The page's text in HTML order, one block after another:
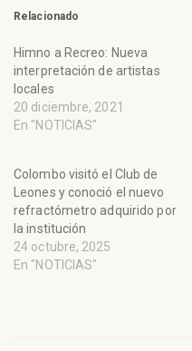
Relacionado
Himno a Recreo: Nueva
interpretación de artistas
locales
20 diciembre, 2021
En "NOTICIAS"
Colombo visitó el Club de
Leones y conoció el nuevo
refractómetro adquirido por
la institución
24 octubre, 2025
En "NOTICIAS"